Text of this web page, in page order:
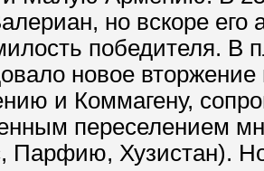
но вскоре
победителя. В
новое
и Коммагену,
переселением
Парфию, Хузистан).